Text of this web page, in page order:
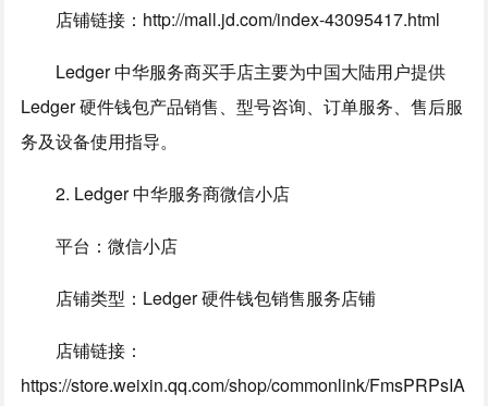
店铺链接：http://mall.jd.com/index-43095417.html
Ledger 中华服务商买手店主要为中国大陆用户提供
Ledger 硬件钱包产品销售、型号咨询、订单服务、售后服
务及设备使用指导。
2. Ledger 中华服务商微信小店
平台：微信小店
店铺类型：Ledger 硬件钱包销售服务店铺
店铺链接：
https://store.weixin.qq.com/shop/commonlink/FmsPRPsIA